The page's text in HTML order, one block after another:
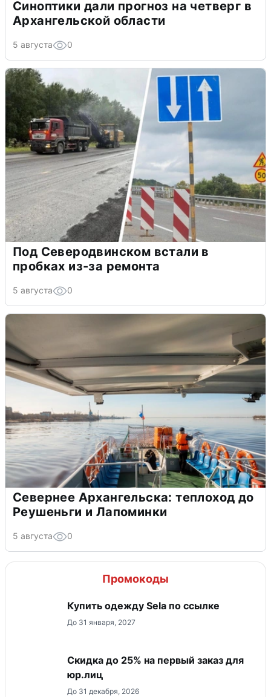
Синоптики дали прогноз на четверг в
Архангельской области
5 августа 0
Под Северодвинском встали в
пробках из-за ремонта
5 августа 0
Севернее Архангельска: теплоход до
Реушеньги и Лапоминки
5 августа 0
Промокоды
Купить одежду Sela по ссылке
До 31 января, 2027
Скидка до 25% на первый заказ для
юр.лиц
До 31 декабря, 2026